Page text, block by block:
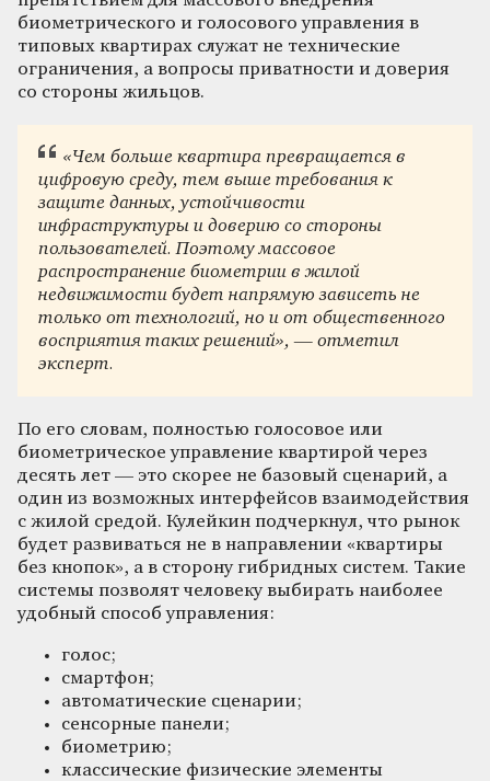
биометрического и голосового управления в
типовых квартирах служат не технические
ограничения, а вопросы приватности и доверия
со стороны жильцов.
«Чем больше квартира превращается в
цифровую среду, тем выше требования к
защите данных, устойчивости
инфраструктуры и доверию со стороны
пользователей. Поэтому массовое
распространение биометрии в жилой
недвижимости будет напрямую зависеть не
только от технологий, но и от общественного
восприятия таких решений», — отметил
эксперт.
По его словам, полностью голосовое или
биометрическое управление квартирой через
десять лет — это скорее не базовый сценарий, а
один из возможных интерфейсов взаимодействия
с жилой средой. Кулейкин подчеркнул, что рынок
будет развиваться не в направлении «квартиры
без кнопок», а в сторону гибридных систем. Такие
системы позволят человеку выбирать наиболее
удобный способ управления:
голос;
смартфон;
автоматические сценарии;
сенсорные панели;
биометрию;
классические физические элементы